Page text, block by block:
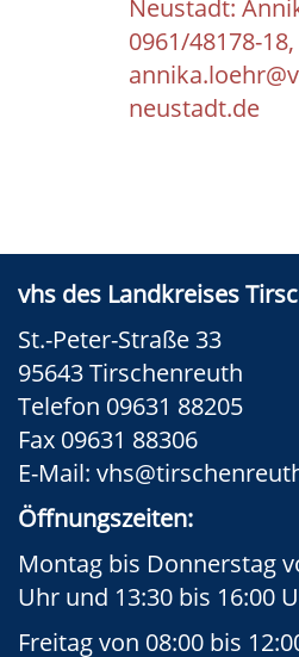
Neustadt:
0961/48178-18,
neustadt.de
vhs des Landkreises
St.-Peter-Straße 33
95643 Tirschenreuth
Telefon 09631 88205
Fax 09631 88306
E-Mail:
Öffnungszeiten:
Montag bis Donnerstag
Uhr und 13:30 bis 16:00
Freitag von 08:00 bis